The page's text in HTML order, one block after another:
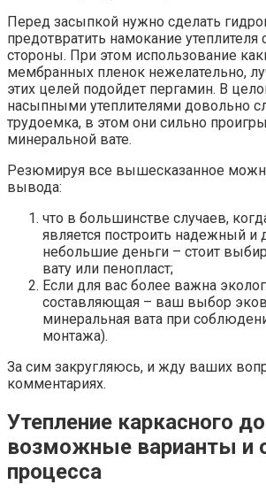
Перед засыпкой нужно сделать
предотвратить намокание
стороны. При этом использование
мембранных пленок нежелательно,
этих целей подойдет пергамин. В
насыпными утеплителями довольно
трудоемка, в этом они сильно
минеральной вате.
Резюмируя все вышесказанное
вывода:
что в большинстве случаев,
является построить надежный
небольшие деньги – стоит
вату или пенопласт;
Если для вас более важна
составляющая – ваш выбор
минеральная вата при
монтажа).
За сим закругляюсь, и жду ваших
комментариях.
Утепление каркасного
возможные варианты и
процесса